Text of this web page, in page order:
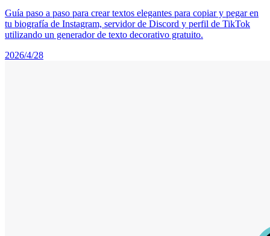
Guía paso a paso para crear textos elegantes para copiar y pegar en
tu biografía de Instagram, servidor de Discord y perfil de TikTok
utilizando un generador de texto decorativo gratuito.
2026/4/28